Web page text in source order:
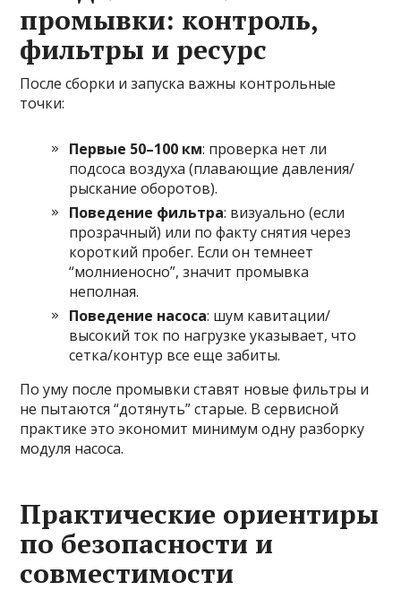
промывки: контроль,
фильтры и ресурс
После сборки и запуска важны контрольные
точки:
Первые 50–100 км: проверка нет ли
подсоса воздуха (плавающие давления/
рыскание оборотов).
Поведение фильтра: визуально (если
прозрачный) или по факту снятия через
короткий пробег. Если он темнеет
“молниеносно”, значит промывка
неполная.
Поведение насоса: шум кавитации/
высокий ток по нагрузке указывает, что
сетка/контур все еще забиты.
По уму после промывки ставят новые фильтры и
не пытаются “дотянуть” старые. В сервисной
практике это экономит минимум одну разборку
модуля насоса.
Практические ориентиры
по безопасности и
совместимости